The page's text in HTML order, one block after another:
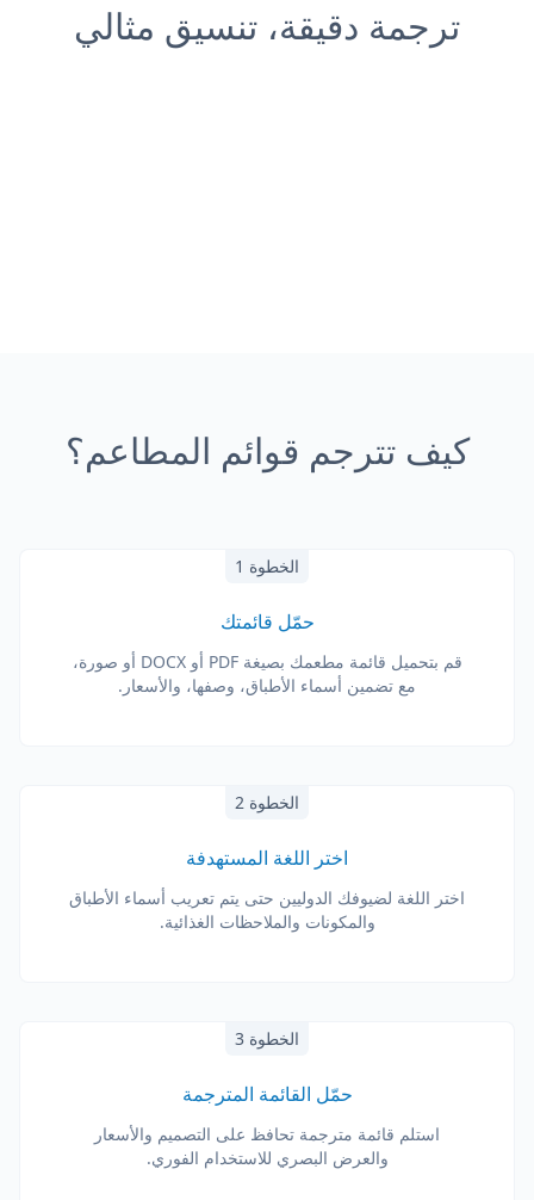
ترجمة دقيقة، تنسيق مثالي
كيف تترجم قوائم المطاعم؟
الخطوة 1
حمّل قائمتك
قم بتحميل قائمة مطعمك بصيغة PDF أو DOCX أو صورة،
مع تضمين أسماء الأطباق، وصفها، والأسعار.
الخطوة 2
اختر اللغة المستهدفة
اختر اللغة لضيوفك الدوليين حتى يتم تعريب أسماء الأطباق
والمكونات والملاحظات الغذائية.
الخطوة 3
حمّل القائمة المترجمة
استلم قائمة مترجمة تحافظ على التصميم والأسعار
والعرض البصري للاستخدام الفوري.